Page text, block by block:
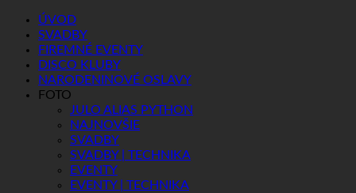
ÚVOD
SVADBY
FIREMNÉ EVENTY
DISCO KLUBY
NARODENINOVÉ OSLAVY
FOTO
JULO ALIAS PYTHON
NAJNOVŠIE
SVADBY
SVADBY | TECHNIKA
EVENTY
EVENTY | TECHNIKA